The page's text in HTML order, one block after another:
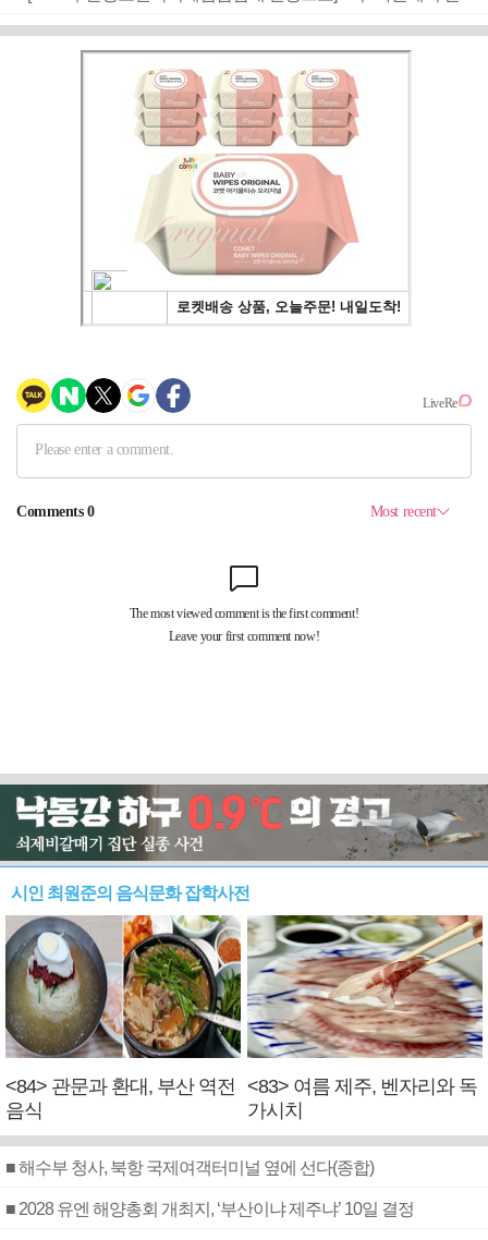
시인 최원준의 음식문화 잡학사전
<84> 관문과 환대, 부산 역전
음식
<83> 여름 제주, 벤자리와 독
가시치
■ 해수부 청사, 북항 국제여객터미널 옆에 선다(종합)
■ 2028 유엔 해양총회 개최지, ‘부산이냐 제주냐’ 10일 결정